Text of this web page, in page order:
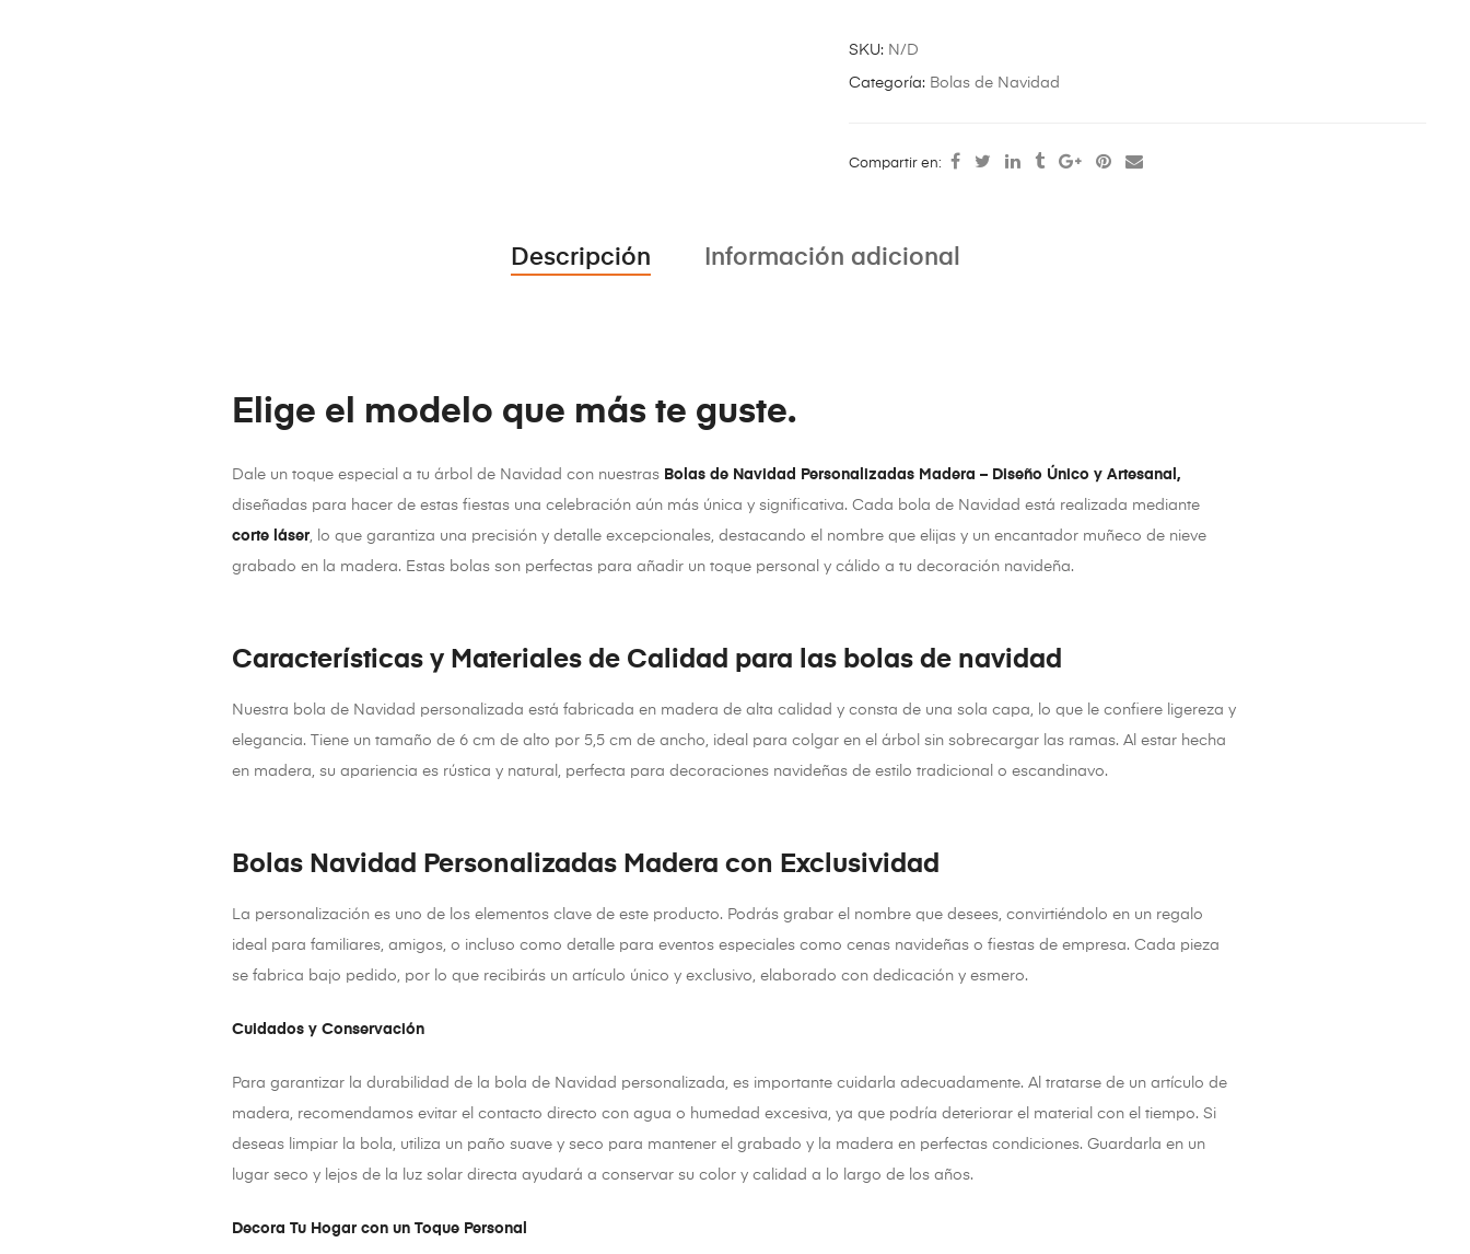
SKU: N/D
Categoría: Bolas de Navidad
Compartir en:
Descripción Información adicional
Elige el modelo que más te guste.
Dale un toque especial a tu árbol de Navidad con nuestras Bolas de Navidad Personalizadas Madera – Diseño Único y Artesanal,
diseñadas para hacer de estas fiestas una celebración aún más única y significativa. Cada bola de Navidad está realizada mediante
corte láser, lo que garantiza una precisión y detalle excepcionales, destacando el nombre que elijas y un encantador muñeco de nieve
grabado en la madera. Estas bolas son perfectas para añadir un toque personal y cálido a tu decoración navideña.
Características y Materiales de Calidad para las bolas de navidad
Nuestra bola de Navidad personalizada está fabricada en madera de alta calidad y consta de una sola capa, lo que le confiere ligereza y
elegancia. Tiene un tamaño de 6 cm de alto por 5,5 cm de ancho, ideal para colgar en el árbol sin sobrecargar las ramas. Al estar hecha
en madera, su apariencia es rústica y natural, perfecta para decoraciones navideñas de estilo tradicional o escandinavo.
Bolas Navidad Personalizadas Madera con Exclusividad
La personalización es uno de los elementos clave de este producto. Podrás grabar el nombre que desees, convirtiéndolo en un regalo
ideal para familiares, amigos, o incluso como detalle para eventos especiales como cenas navideñas o fiestas de empresa. Cada pieza
se fabrica bajo pedido, por lo que recibirás un artículo único y exclusivo, elaborado con dedicación y esmero.
Cuidados y Conservación
Para garantizar la durabilidad de la bola de Navidad personalizada, es importante cuidarla adecuadamente. Al tratarse de un artículo de
madera, recomendamos evitar el contacto directo con agua o humedad excesiva, ya que podría deteriorar el material con el tiempo. Si
deseas limpiar la bola, utiliza un paño suave y seco para mantener el grabado y la madera en perfectas condiciones. Guardarla en un
lugar seco y lejos de la luz solar directa ayudará a conservar su color y calidad a lo largo de los años.
Decora Tu Hogar con un Toque Personal